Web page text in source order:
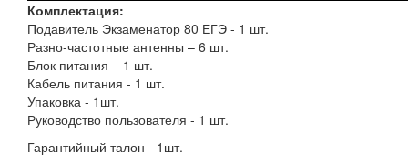
Комплектация:
Подавитель Экзаменатор 80 ЕГЭ - 1 шт.
Разно-частотные антенны – 6 шт.
Блок питания – 1 шт.
Кабель питания - 1 шт.
Упаковка - 1шт.
Руководство пользователя - 1 шт.
Гарантийный талон - 1шт.